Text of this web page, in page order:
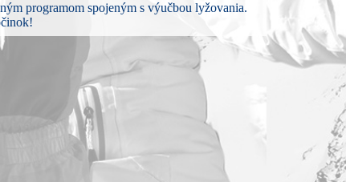
programom spojeným s výučbou lyžovania.